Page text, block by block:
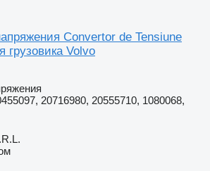
Convertor de Tensiune
грузовика Volvo
20716980, 20555710, 1080068,